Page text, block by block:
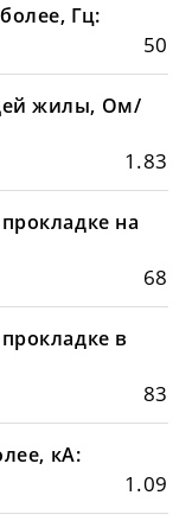
Гц:
50
жилы, Ом/
1.83
на
68
в
83
кА:
1.09